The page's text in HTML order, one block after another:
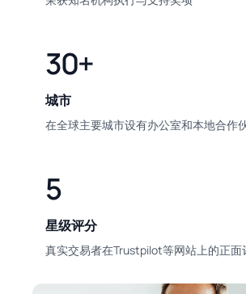
30+
城市
在全球主要城市设有办公室和本地合作
5
星级评分
真实交易者在Trustpilot等网站上的正面